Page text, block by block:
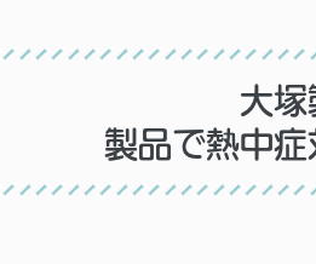
大塚
製品で熱中